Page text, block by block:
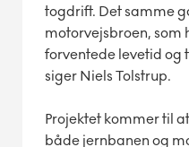
togdrift. Det samme
motorvejsbroen, som
forventede levetid og
siger Niels Tolstrup.
Projektet kommer til
både jernbanen og